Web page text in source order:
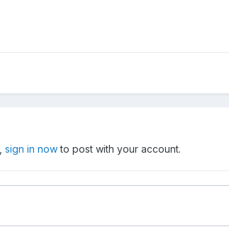
sign in nowto post with your account.